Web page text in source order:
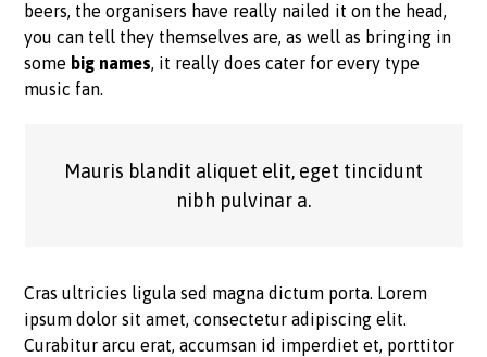
beers, the organisers have really nailed it on the head,
you can tell they themselves are, as well as bringing in
some big names, it really does cater for every type
music fan.
Mauris blandit aliquet elit, eget tincidunt
nibh pulvinar a.
Cras ultricies ligula sed magna dictum porta. Lorem
ipsum dolor sit amet, consectetur adipiscing elit.
Curabitur arcu erat, accumsan id imperdiet et, porttitor